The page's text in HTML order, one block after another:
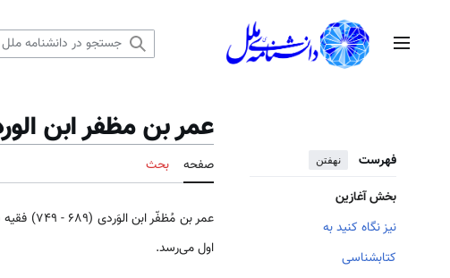
منوی اصلی
فهرست نهفتن
بخش آغازین
نیز نگاه کنید به
کتابشناسی
عمر بن مظفر ابن
صفحه بحث
عمر بن
اول مى‌رسد.